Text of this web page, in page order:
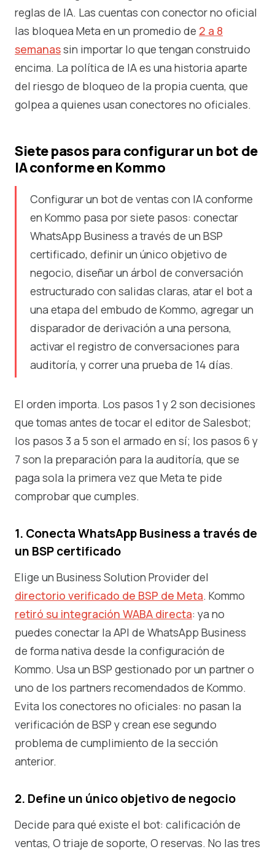
reglas de IA. Las cuentas con conector no oficial
las bloquea Meta en un promedio de 2 a 8
semanassin importar lo que tengan construido
encima. La política de IA es una historia aparte
del riesgo de bloqueo de la propia cuenta, que
golpea a quienes usan conectores no oficiales.
Siete pasos para configurar un bot de
IA conforme en Kommo
Configurar un bot de ventas con IA conforme
en Kommo pasa por siete pasos: conectar
WhatsApp Business a través de un BSP
certificado, definir un único objetivo de
negocio, diseñar un árbol de conversación
estructurado con salidas claras, atar el bot a
una etapa del embudo de Kommo, agregar un
disparador de derivación a una persona,
activar el registro de conversaciones para
auditoría, y correr una prueba de 14 días.
El orden importa. Los pasos 1 y 2 son decisiones
que tomas antes de tocar el editor de Salesbot;
los pasos 3 a 5 son el armado en sí; los pasos 6 y
7 son la preparación para la auditoría, que se
paga sola la primera vez que Meta te pide
comprobar que cumples.
1. Conecta WhatsApp Business a través de
un BSP certificado
Elige un Business Solution Provider del
directorio verificado de BSP de Meta. Kommo
retiró su integración WABA directa: ya no
puedes conectar la API de WhatsApp Business
de forma nativa desde la configuración de
Kommo. Usa un BSP gestionado por un partner o
uno de los partners recomendados de Kommo.
Evita los conectores no oficiales: no pasan la
verificación de BSP y crean ese segundo
problema de cumplimiento de la sección
anterior.
2. Define un único objetivo de negocio
Decide para qué existe el bot: calificación de
ventas, O triaje de soporte, O reservas. No las tres